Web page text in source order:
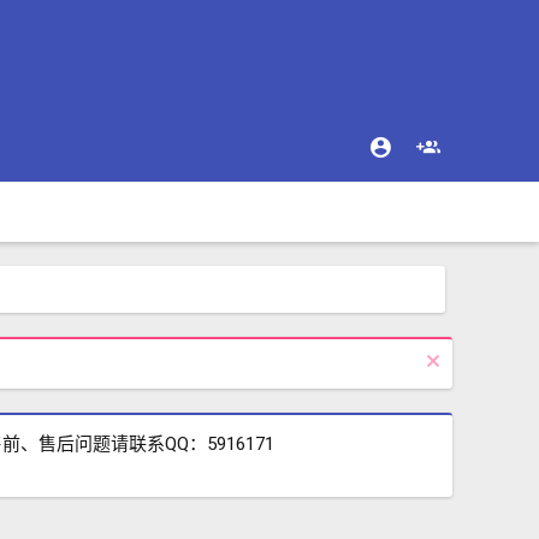
、售后问题请联系QQ：5916171